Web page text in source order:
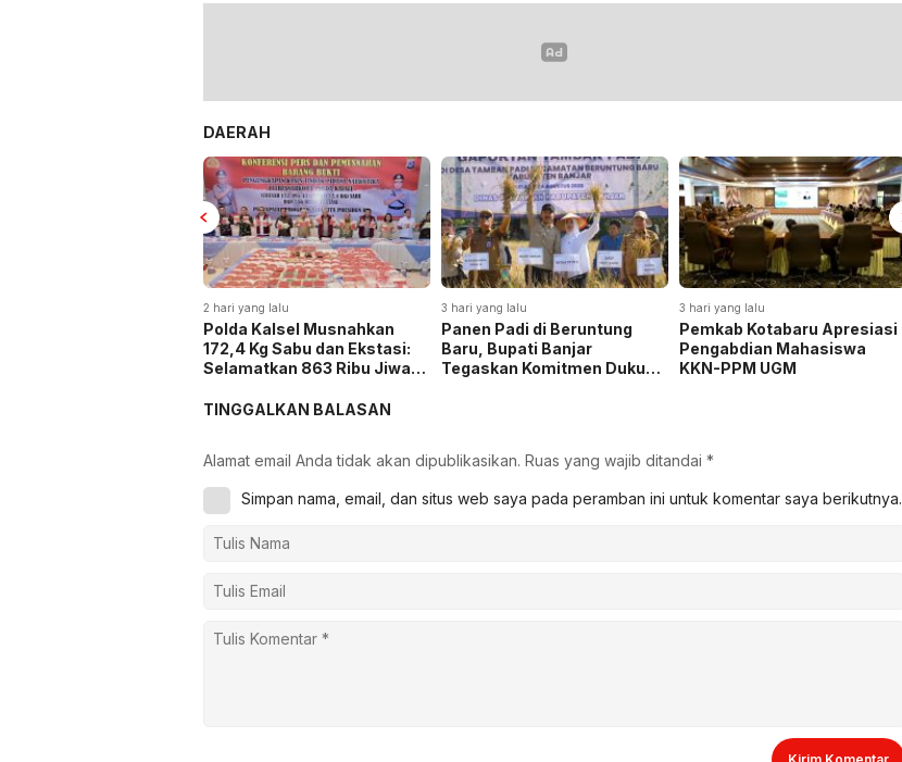
DAERAH
2 hari yang lalu
Polda Kalsel Musnahkan
172,4 Kg Sabu dan Ekstasi:
Selamatkan 863 Ribu Jiwa
4,3 Triliun
3 hari yang lalu
Panen Padi di Beruntung
Baru, Bupati Banjar
Tegaskan Komitmen Dukung
3 hari yang lalu
Pemkab Kotabaru Apresiasi
Pengabdian Mahasiswa
KKN-PPM UGM
TINGGALKAN BALASAN
Alamat email Anda tidak akan dipublikasikan. Ruas yang wajib ditandai *
Simpan nama, email, dan situs web saya pada peramban ini untuk komentar saya berikutnya.